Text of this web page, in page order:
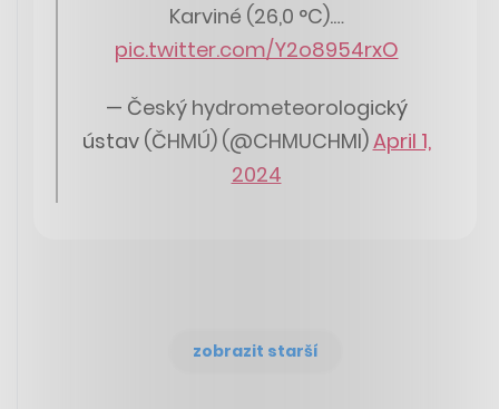
Karviné (26,0 °C).…
pic.twitter.com/Y2o8954rxO
— Český hydrometeorologický
ústav (ČHMÚ) (@CHMUCHMI)April 1,
2024
zobrazit starší